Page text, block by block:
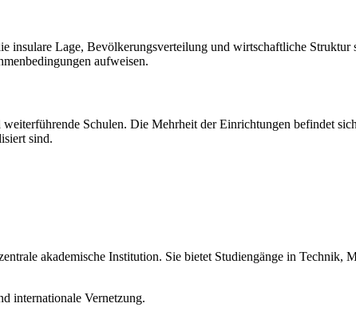
insulare Lage, Bevölkerungsverteilung und wirtschaftliche
aufweisen.
Schulen. Die Mehrheit der Einrichtungen befindet
sind.
akademische Institution. Sie bietet Studiengänge in Technik,
internationale Vernetzung.